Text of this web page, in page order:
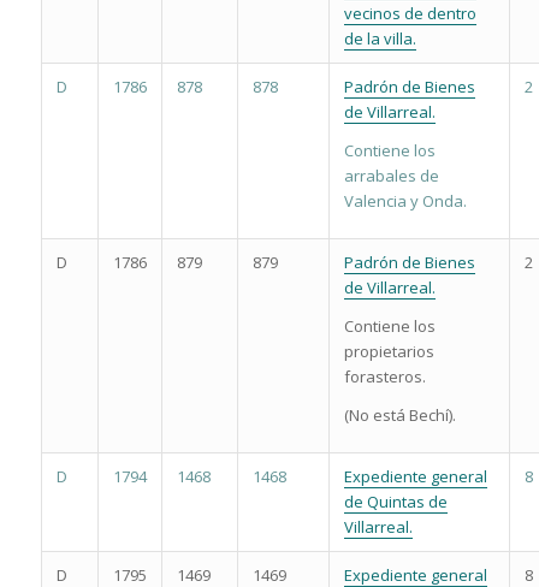
vecinos de dentro
de la villa.
D 1786 878 878
Padrón de Bienes
de Villarreal.
Contiene los
arrabales de
Valencia y Onda.
2
D 1786 879 879
Padrón de Bienes
de Villarreal.
Contiene los
propietarios
forasteros.
(No está Bechí).
2
D 1794 1468 1468
Expediente general
de Quintas de
Villarreal.
8
D 1795 1469 1469
Expediente general
8